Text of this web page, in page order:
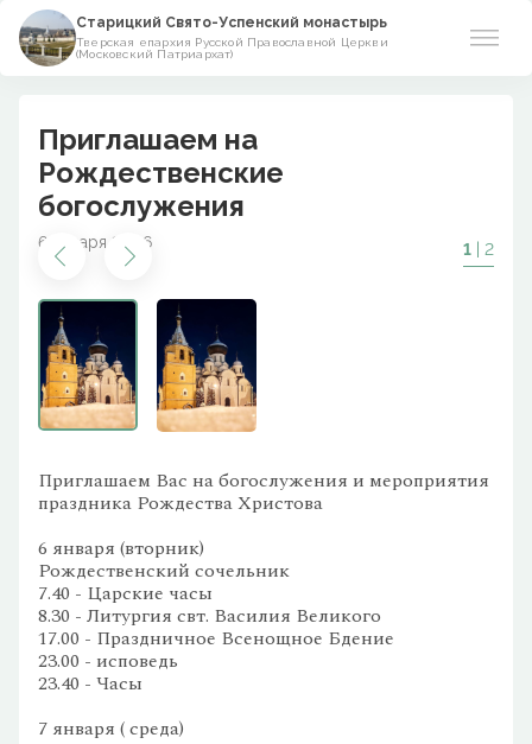
Старицкий Свято-Успенский монастырь
Тверская епархия Русской Православной Церкви
(Московский Патриархат)
Богослужение
Фонд возрождения
Виртуальный музей
Контакты
Приглашаем на
Рождественские
богослужения
6 января 2026 1 | 2
Приглашаем Вас на богослужения и мероприятия
праздника Рождества Христова
6 января (вторник)
Рождественский сочельник
7.40 - Царские часы
8.30 - Литургия свт. Василия Великого
17.00 - Праздничное Всенощное Бдение
23.00 - исповедь
23.40 - Часы
7 января ( среда)